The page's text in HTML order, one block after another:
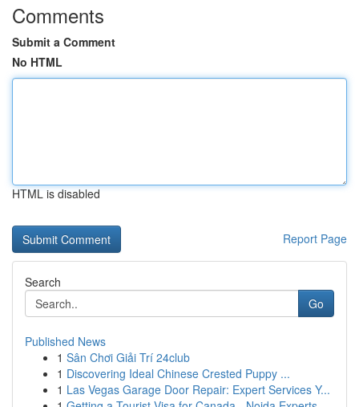
Comments
Submit a Comment
No HTML
HTML is disabled
Report Page
Search
Go
Published News
1 Sân Chơi Giải Trí 24club
1 Discovering Ideal Chinese Crested Puppy ...
1 Las Vegas Garage Door Repair: Expert Services Y...